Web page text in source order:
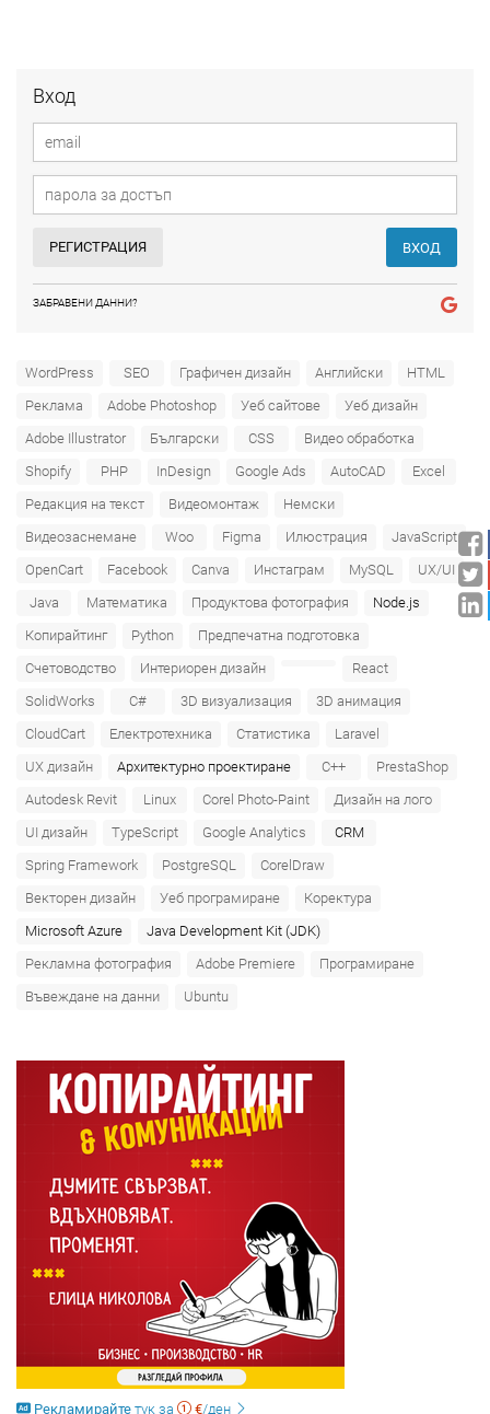
Вход
РЕГИСТРАЦИЯ ВХОД
ЗАБРАВЕНИ ДАННИ?
WordPress SEO Графичен дизайн Английски
HTML
Реклама
Adobe Photoshop Уеб сайтове
Уеб дизайн
Adobe Illustrator
Български CSS
Видео обработка
Shopify
PHP InDesign Google Ads AutoCAD
Excel
Редакция на текст
Видеомонтаж
Немски
Видеозаснемане
Woo Figma Илюстрация
JavaScript
OpenCart
Facebook Canva Инстаграм MySQL
UX/UI
Java
Математика Продуктова фотография
Node.js
Копирайтинг
Python
Предпечатна подготовка
Счетоводство
Интериорен дизайн
React
SolidWorks
C# 3D визуализация
3D анимация
CloudCart
Електротехника Статистика
Laravel
UX дизайн
Архитектурно проектиране C++
PrestaShop
Autodesk Revit
Linux Corel Photo-Paint
Дизайн на лого
UI дизайн
TypeScript Google Analytics
CRM
Spring Framework
PostgreSQL
CorelDraw
Векторен дизайн
Уеб програмиране
Коректура
Microsoft Azure‎
Java Development Kit (JDK)
Рекламна фотография
Adobe Premiere
Програмиране
Въвеждане на данни
Ubuntu
Рекламирайте тук за €/ден